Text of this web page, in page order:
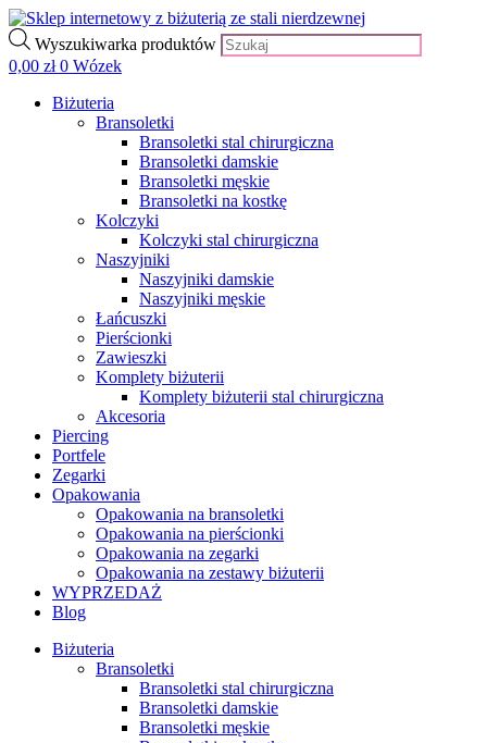
Wyszukiwarka produktów
0,00 zł 0 Wózek
Biżuteria
Bransoletki
Bransoletki stal chirurgiczna
Bransoletki damskie
Bransoletki męskie
Bransoletki na kostkę
Kolczyki
Kolczyki stal chirurgiczna
Naszyjniki
Naszyjniki damskie
Naszyjniki męskie
Łańcuszki
Pierścionki
Zawieszki
Komplety biżuterii
Komplety biżuterii stal chirurgiczna
Akcesoria
Piercing
Portfele
Zegarki
Opakowania
Opakowania na bransoletki
Opakowania na pierścionki
Opakowania na zegarki
Opakowania na zestawy biżuterii
WYPRZEDAŻ
Blog
Biżuteria
Bransoletki
Bransoletki stal chirurgiczna
Bransoletki damskie
Bransoletki męskie